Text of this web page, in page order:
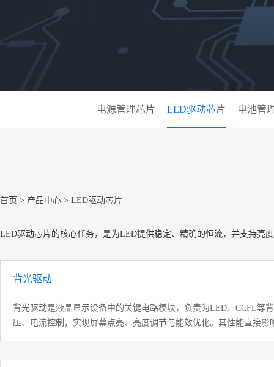
电源管理芯片 LED驱动芯片 电池管
首页 > 产品中心 > LED驱动芯片
LED驱动芯片的核心任务，是为LED提供稳定、精确的恒流，并支持亮
背光驱动
背光驱动‌是液晶显示设备中的关键电路模块，负责为LED、CCFL等
压、电流控制，实现屏幕点亮、亮度调节与能效优化。其性能直接影